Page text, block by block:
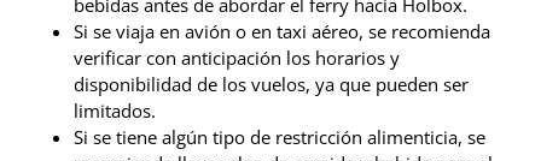
Si se viaja en avión o en taxi aéreo, se recomienda
verificar con anticipación los horarios y
disponibilidad de los vuelos, ya que pueden ser
limitados.
Si se tiene algún tipo de restricción alimenticia, se